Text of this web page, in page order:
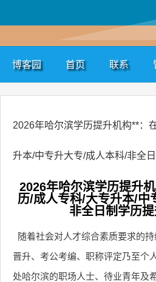
博客园 首页 联系
2026年哈尔滨学历提升机构**：
升本/中专升大专/成人本科/非全
2026年哈尔滨学历提升
历/成人专科/大专升本/中
非全日制学历提
随着社会对人才综合素质要求的
晋升、考公考编、职称评定乃至个
处哈尔滨的职场人士、待业青年及